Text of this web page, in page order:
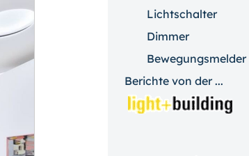
Lichtschalter
Dimmer
Bewegungsmelder
Berichte von der ...